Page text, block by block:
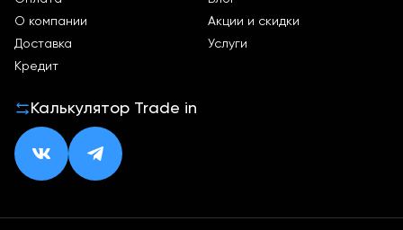
О компании
Доставка
Кредит
Акции и скидки
Услуги
Калькулятор Trade in